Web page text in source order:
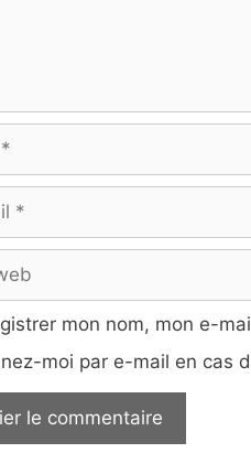
mon nom, mon e-
moi par e-mail en cas